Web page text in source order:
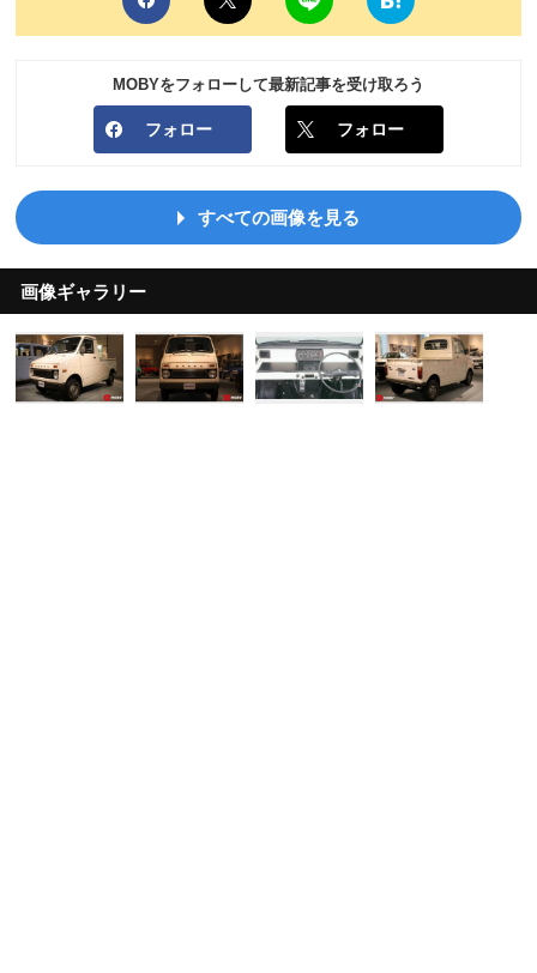
MOBYをフォローして最新記事を受け取ろう
フォロー フォロー
すべての画像を見る
画像ギャラリー